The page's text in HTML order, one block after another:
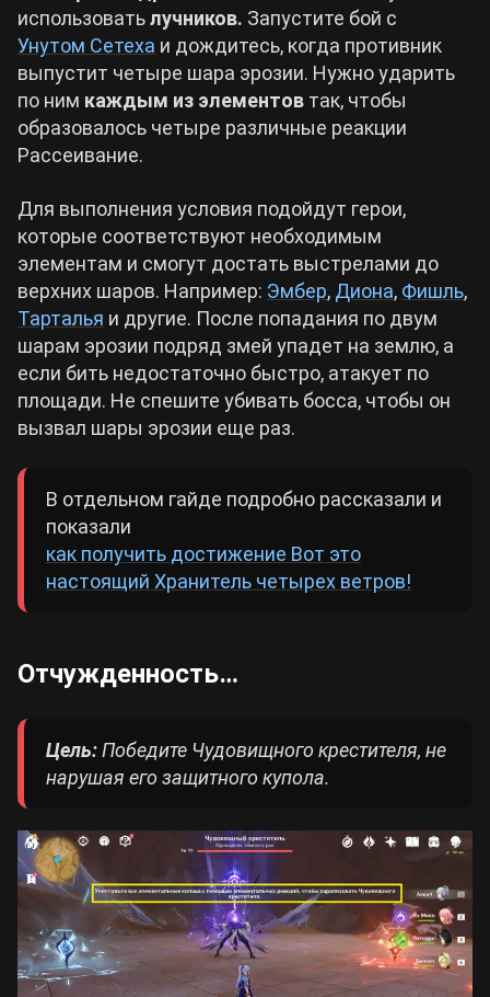
использоватьлучников. Запустите бой с
Унутом Сетеха и дождитесь, когда противник
выпустит четыре шара эрозии. Нужно ударить
по ним каждым из элементов так, чтобы
образовалось четыре различные реакции
Рассеивание.
Для выполнения условия подойдут герои,
которые соответствуют необходимым
элементам и смогут достать выстрелами до
верхних шаров. Например: Эмбер, Диона, Фишль,
Тарталья и другие. После попадания по двум
шарам эрозии подряд змей упадет на землю, а
если бить недостаточно быстро, атакует по
площади. Не спешите убивать босса, чтобы он
вызвал шары эрозии еще раз.
В отдельном гайде подробно рассказали и
показали
как получить достижение Вот это
настоящий Хранитель четырех ветров!
Отчужденность…
Цель:Победите Чудовищного крестителя, не
нарушая его защитного купола.